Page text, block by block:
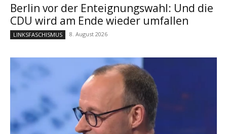
Berlin vor der Enteignungswahl: Und die
CDU wird am Ende wieder umfallen
LINKSFASCHISMUS 8. August 2026